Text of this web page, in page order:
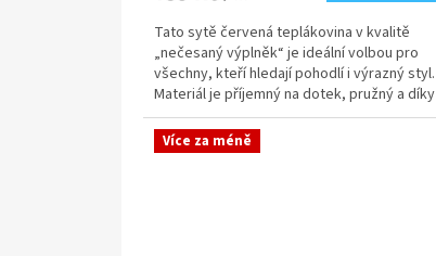
Tato sytě červená teplákovina v kvalitě
„nečesaný výplněk“ je ideální volbou pro
všechny, kteří hledají pohodlí i výrazný styl.
Materiál je příjemný na dotek, pružný a díky
své...
Více za méně